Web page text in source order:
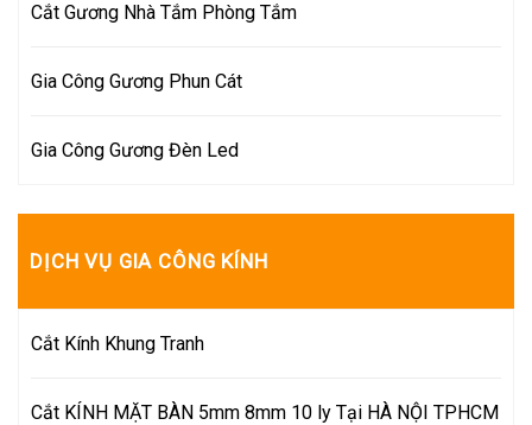
Cắt Gương Nhà Tắm Phòng Tắm
Gia Công Gương Phun Cát
Gia Công Gương Đèn Led
DỊCH VỤ GIA CÔNG KÍNH
Cắt Kính Khung Tranh
Cắt KÍNH MẶT BÀN 5mm 8mm 10 ly Tại HÀ NỘI TPHCM